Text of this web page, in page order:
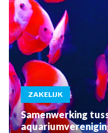
ZAKELIJK
Samenwerking